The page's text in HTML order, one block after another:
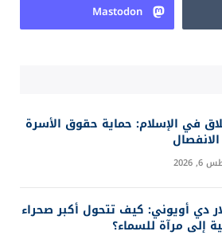
Mastodon
في الإسلام: حماية حقوق الأسرة
2026
دي أويوني: كيف تتحول أكبر صحراء
إلى مرآة للسماء؟